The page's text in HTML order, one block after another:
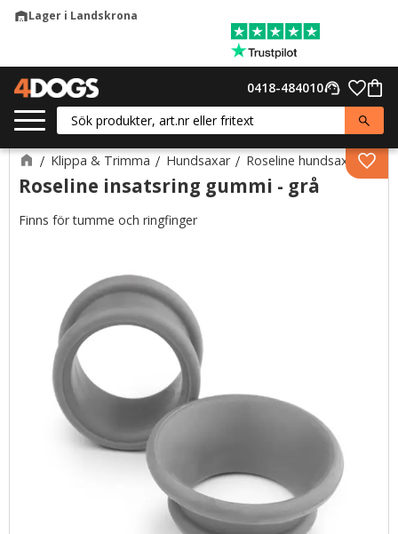
warehouseLager i Landskrona
support_agent
0418-484010
Klippa & Trimma Hundsaxar Roseline hundsaxar
Roseline insatsring gummi - grå
Finns för tumme och ringfinger